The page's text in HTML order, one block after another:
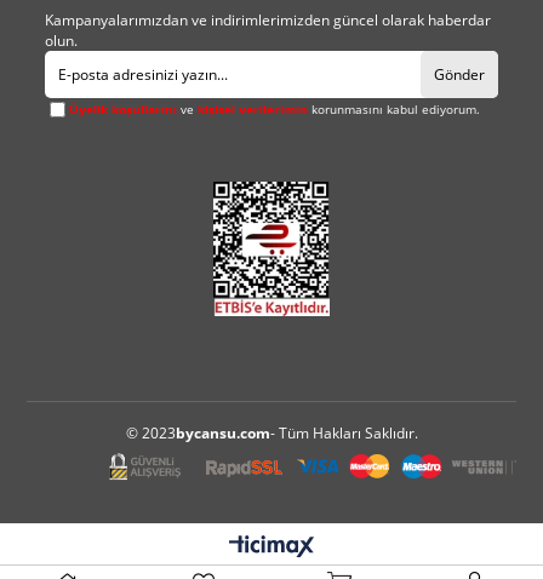
Kampanyalarımızdan ve indirimlerimizden güncel olarak haberdar
olun.
Gönder
Üyelik koşullarını vekişisel verilerimin korunmasını kabul ediyorum.
© 2023bycansu.com- Tüm Hakları Saklıdır.